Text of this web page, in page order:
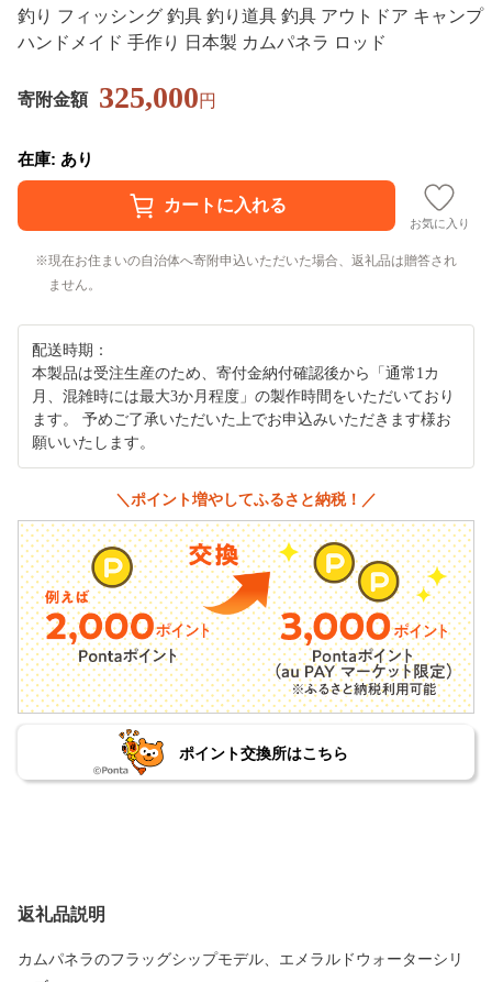
釣り フィッシング 釣具 釣り道具 釣具 アウトドア キャンプ
ハンドメイド 手作り 日本製 カムパネラ ロッド
寄附金額 325,000円
在庫: あり
お気に入り
現在お住まいの自治体へ寄附申込いただいた場合、返礼品は贈答され
ません。
配送時期：
本製品は受注生産のため、寄付金納付確認後から「通常1カ
月、混雑時には最大3か月程度」の製作時間をいただいており
ます。 予めご了承いただいた上でお申込みいただきます様お
願いいたします。
＼ポイント増やしてふるさと納税！／
ポイント交換所はこちら
返礼品説明
カムパネラのフラッグシップモデル、エメラルドウォーターシリ